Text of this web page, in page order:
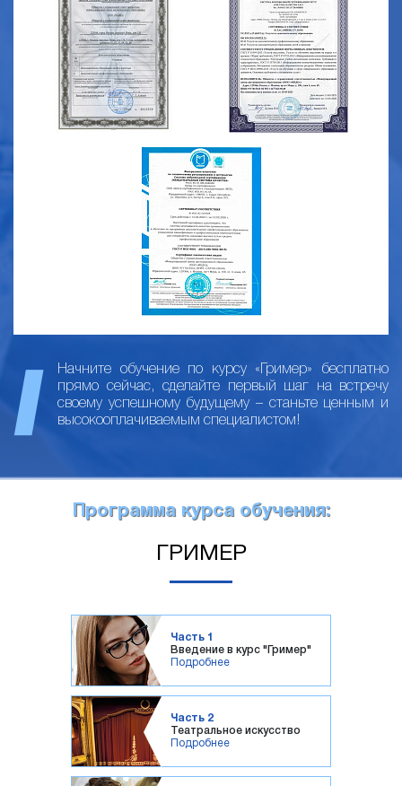
Начните обучение по курсу «Гример» бесплатно
прямо сейчас, сделайте первый шаг на встречу
своему успешному будущему – станьте ценным и
высокооплачиваемым специалистом!
Программа курса обучения:
ГРИМЕР
Часть 1
Введение в курс "Гример"
Подробнее
Часть 2
Театральное искусство
Подробнее